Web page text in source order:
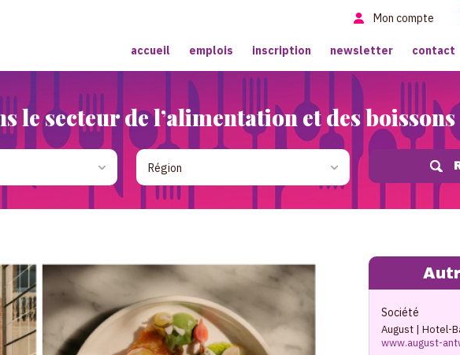
Mon compte
accueil emplois inscription newsletter contact
le secteur de l’alimentation et des boissons
Société
August | Hotel-
www.august-